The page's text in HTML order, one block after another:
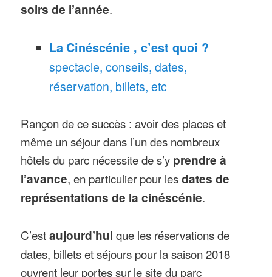
soirs de l’année.
LaCinéscénie , c’est quoi ?
spectacle, conseils, dates,
réservation, billets, etc
Rançon de ce succès : avoir des places et
même un séjour dans l’un des nombreux
hôtels du parc nécessite de s’y prendre à
l’avance, en particulier pour lesdates de
représentations de la cinéscénie.
C’estaujourd’hui que les réservations de
dates, billets et séjours pour la saison 2018
ouvrent leur portes sur le site du parc